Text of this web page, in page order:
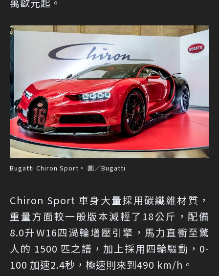
萬歐元起。
Bugatti Chiron Sport。 圖／Bugatti
Chiron Sport 車身大量採用碳纖維材質，
重量方面較一般版本減輕了18公斤，配備
8.0升W16四渦輪增壓引擎，馬力直衝至驚
人的 1500 匹之譜，加上採用四輪驅動，0-
100 加速2.4秒，極速則來到490 km/h。